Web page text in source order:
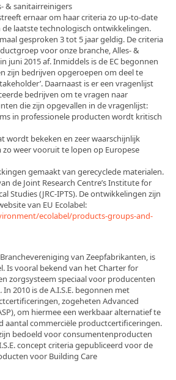
& sanitairreinigers
ernaar om haar criteria zo up-to-date
laatste technologisch ontwikkelingen.
gesproken 3 tot 5 jaar geldig. De criteria
voor onze branche, Alles- &
juni 2015 af. Inmiddels is de EC begonnen
zijn bedrijven opgeroepen om deel te
Daarnaast is er een vragenlijst
bedrijven om te vragen naar
die zijn opgevallen in de vragenlijst:
in professionele producten wordt kritisch
wordt bekeken en zeer waarschijnlijk
weer vooruit te lopen op Europese
gemaakt van gerecyclede materialen.
de Joint Research Centre’s Institute for
Studies (JRC-IPTS). De ontwikkelingen zijn
van EU Ecolabel:
ecolabel/products-groups-and-
Branchevereniging van Zeepfabrikanten, is
Is vooral bekend van het Charter for
zorgsysteem speciaal voor producenten
2010 is de A.I.S.E. begonnen met
zogeheten Advanced
om hiermee een werkbaar alternatief te
aantal commerciële productcertificeringen.
bedoeld voor consumentenproducten
concept criteria gepubliceerd voor de
voor Building Care